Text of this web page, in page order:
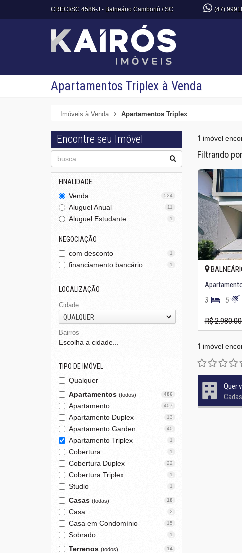
CRECI/SC 4586-J - Balneário Camboriú /SC (47)
Apartamentos Triplex à Venda
Imóveis à Venda Apartamentos Triplex
Encontre seu Imóvel
FINALIDADE
Venda
524
Aluguel Anual 11
Aluguel Estudante 1
NEGOCIAÇÃO
com desconto
1
financiamento bancário 1
LOCALIZAÇÃO
Cidade
QUALQUER
Bairros
Escolha a cidade...
TIPO DE IMÓVEL
Qualquer
Apartamentos (todos) 486
Apartamento 407
Apartamento Duplex 13
Apartamento Garden 40
Apartamento Triplex 1
Cobertura 1
Cobertura Duplex 22
Cobertura Triplex 1
Studio 1
Casas (todas) 18
Casa 2
Casa em Condomínio 15
Sobrado 1
Terrenos (todos) 14
1 imóvel
Filtrando
3 5
R$
1 imóvel
Quer